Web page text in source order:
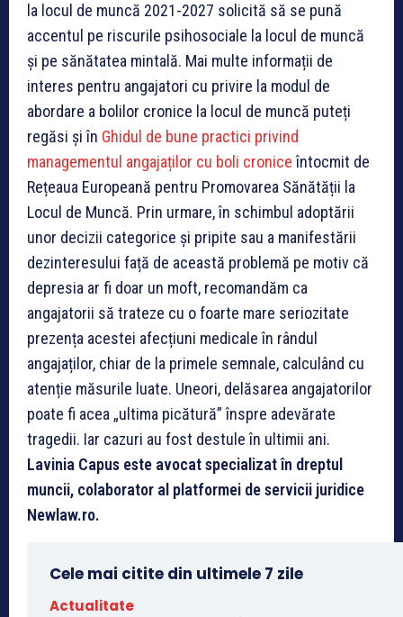
la locul de muncă 2021-2027 solicită să se pună
accentul pe riscurile psihosociale la locul de muncă
și pe sănătatea mintală. Mai multe informații de
interes pentru angajatori cu privire la modul de
abordare a bolilor cronice la locul de muncă puteți
regăsi și în Ghidul de bune practici privind
managementul angajaților cu boli croniceîntocmit de
Rețeaua Europeană pentru Promovarea Sănătății la
Locul de Muncă. Prin urmare, în schimbul adoptării
unor decizii categorice și pripite sau a manifestării
dezinteresului față de această problemă pe motiv că
depresia ar fi doar un moft, recomandăm ca
angajatorii să trateze cu o foarte mare seriozitate
prezența acestei afecțiuni medicale în rândul
angajaților, chiar de la primele semnale, calculând cu
atenție măsurile luate. Uneori, delăsarea angajatorilor
poate fi acea „ultima picătură” înspre adevărate
tragedii. Iar cazuri au fost destule în ultimii ani.
Lavinia Capus este avocat specializat în dreptul
muncii, colaborator al platformei de servicii juridice
Newlaw.ro.
Cele mai citite din ultimele 7 zile
Actualitate